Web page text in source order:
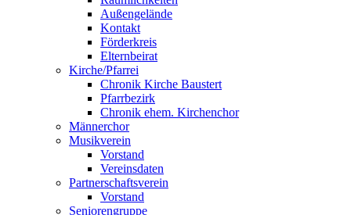
Außengelände
Kontakt
Förderkreis
Elternbeirat
Kirche/Pfarrei
Chronik Kirche Baustert
Pfarrbezirk
Chronik ehem. Kirchenchor
Männerchor
Musikverein
Vorstand
Vereinsdaten
Partnerschaftsverein
Vorstand
Seniorengruppe